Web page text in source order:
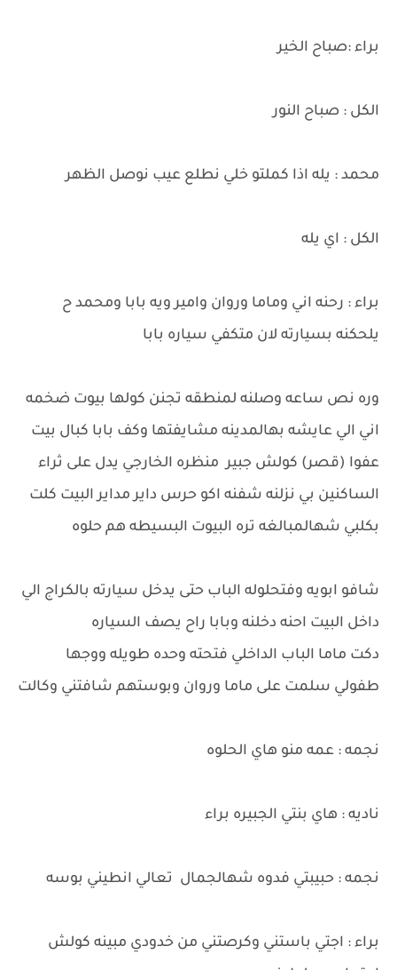
براء :صباح الخير
الكل : صباح النور
محمد : يله اذا كملتو خلي نطلع عيب نوصل الظهر
الكل : اي يله
براء : رحنه اني وماما وروان وامير ويه بابا ومحمد ح
يلحكنه بسيارته لان متكفي سياره بابا
وره نص ساعه وصلنه لمنطقه تجنن كولها بيوت ضخمه
اني الي عايشه بهالمدينه مشايفتها وكف بابا كبال بيت
عفوا (قصر) كولش جبير منظره الخارجي يدل على ثراء
الساكنين بي نزلنه شفنه اكو حرس داير مداير البيت كلت
بكلبي شهالمبالغه تره البيوت البسيطه هم حلوه
شافو ابويه وفتحلوله الباب حتى يدخل سيارته بالكراج الي
داخل البيت احنه دخلنه وبابا راح يصف السياره
دكت ماما الباب الداخلي فتحته وحده طويله ووجها
طفولي سلمت على ماما وروان وبوستهم شافتني وكالت
نجمه : عمه منو هاي الحلوه
ناديه : هاي بنتي الجبيره براء
نجمه : حبيبتي فدوه شهالجمال تعالي انطيني بوسه
براء : اجتي باستني وكرصتني من خدودي مبينه كولش